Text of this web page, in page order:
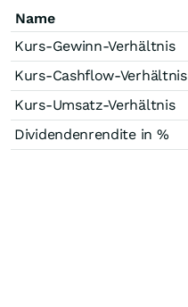
Name
Kurs-Gewinn-Verhältnis
Kurs-Cashflow-Verhältnis
Kurs-Umsatz-Verhältnis
Dividendenrendite in %